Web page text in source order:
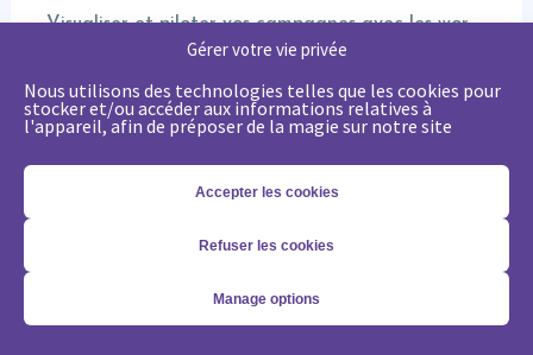
Gérer votre vie privée
Nous utilisons des technologies telles que les cookies pour
stocker et/ou accéder aux informations relatives à
l'appareil, afin de préposer de la magie sur notre site
Accepter les cookies
Refuser les cookies
Manage options
Visualiser et piloter vos campagnes avec les workflows graphiques Paminga.